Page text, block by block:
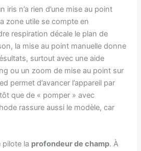
iris n’a rien d’une mise au point
zone utile se compte en
respiration décale le plan de
la mise au point manuelle donne
surtout avec une aide
ou un zoom de mise au point sur
permet d’avancer l’appareil par
que de « pomper » avec
rassure aussi le modèle, car
pilote la profondeur de champ. À